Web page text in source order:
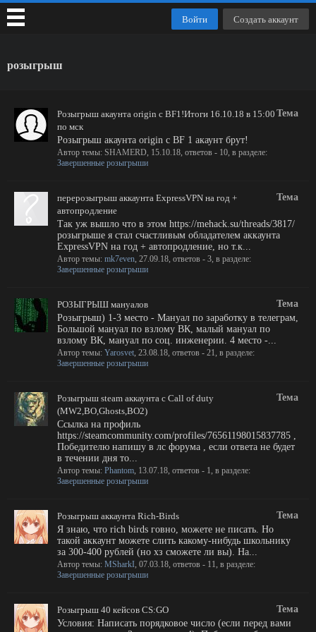
розыгрыш
Тема
Розыгрыш акаунта origin с BF1!Итоги 16.10.18 в 15:00
по мск
Розыгрыш акаунта origin с BF 1 акаунт брут!
Автор темы: SHAMERD, 15.10.18, ответов - 10, в разделе:
Завершенные розыгрыши
Тема
перерозыгрыш аккаунта ExpressVPN на год +
автопродление
Так уж вышло что в этом https://mehack.su/threads/3817/
розыгрыше я стал счастливым обладателем аккаунта
ExpressVPN на год + автопродление, но т.к...
Автор темы: mk7even, 27.09.18, ответов - 3, в разделе:
Завершенные розыгрыши
Тема
РОЗЫГРЫШ мануалов
Розыгрыш) 1-3 место - Мануал по заработку в телеграм,
Большой мануал по взлому ВК, малый мануал по
взлому ВК, мануал по соц. инженерии. 4 место -...
Автор темы: Yarosvet, 23.08.18, ответов - 21, в разделе:
Завершенные розыгрыши
Тема
Розыгрыш steam аккаунта с Call of duty
(MW2,BO,Ghosts,BO2)
Ссылка на профиль
https://steamcommunity.com/profiles/76561198015837785 ,
Победителю напишу в лс форума , если ответа не будет
в течении дня то...
Автор темы: Phantom, 13.07.18, ответов - 1, в разделе:
Завершенные розыгрыши
Тема
Розыгрыш аккаунта Rich-Birds
Я знаю, что rich birds говно, можете не писать. Но
такой аккаунт можете слить какому-нибудь школьнику
за 300-400 рублей (но хз сможете ли вы). На...
Автор темы: MSharkI, 07.03.18, ответов - 11, в разделе:
Завершенные розыгрыши
Тема
Розыгрыш 40 кейсов CS:GO
Условия: Написать порядковое число (если перед вами
Войти Создать аккаунт